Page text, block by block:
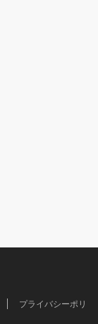
プライバシーポリ